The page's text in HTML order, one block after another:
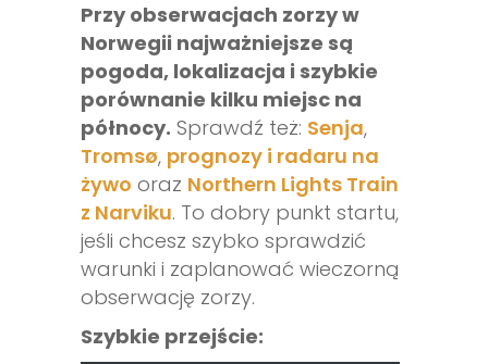
Przy obserwacjach zorzy w
Norwegii najważniejsze są
pogoda, lokalizacja i szybkie
porównanie kilku miejsc na
północy. Sprawdź też: Senja,
Tromsø, prognozy i radaru na
żywo oraz Northern Lights Train
z Narviku. To dobry punkt startu,
jeśli chcesz szybko sprawdzić
warunki i zaplanować wieczorną
obserwację zorzy.
Szybkie przejście: